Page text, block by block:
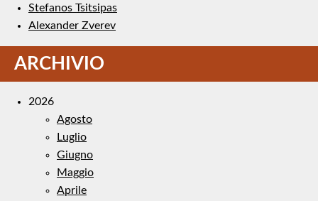
Stefanos Tsitsipas
Alexander Zverev
ARCHIVIO
2026
Agosto
Luglio
Giugno
Maggio
Aprile